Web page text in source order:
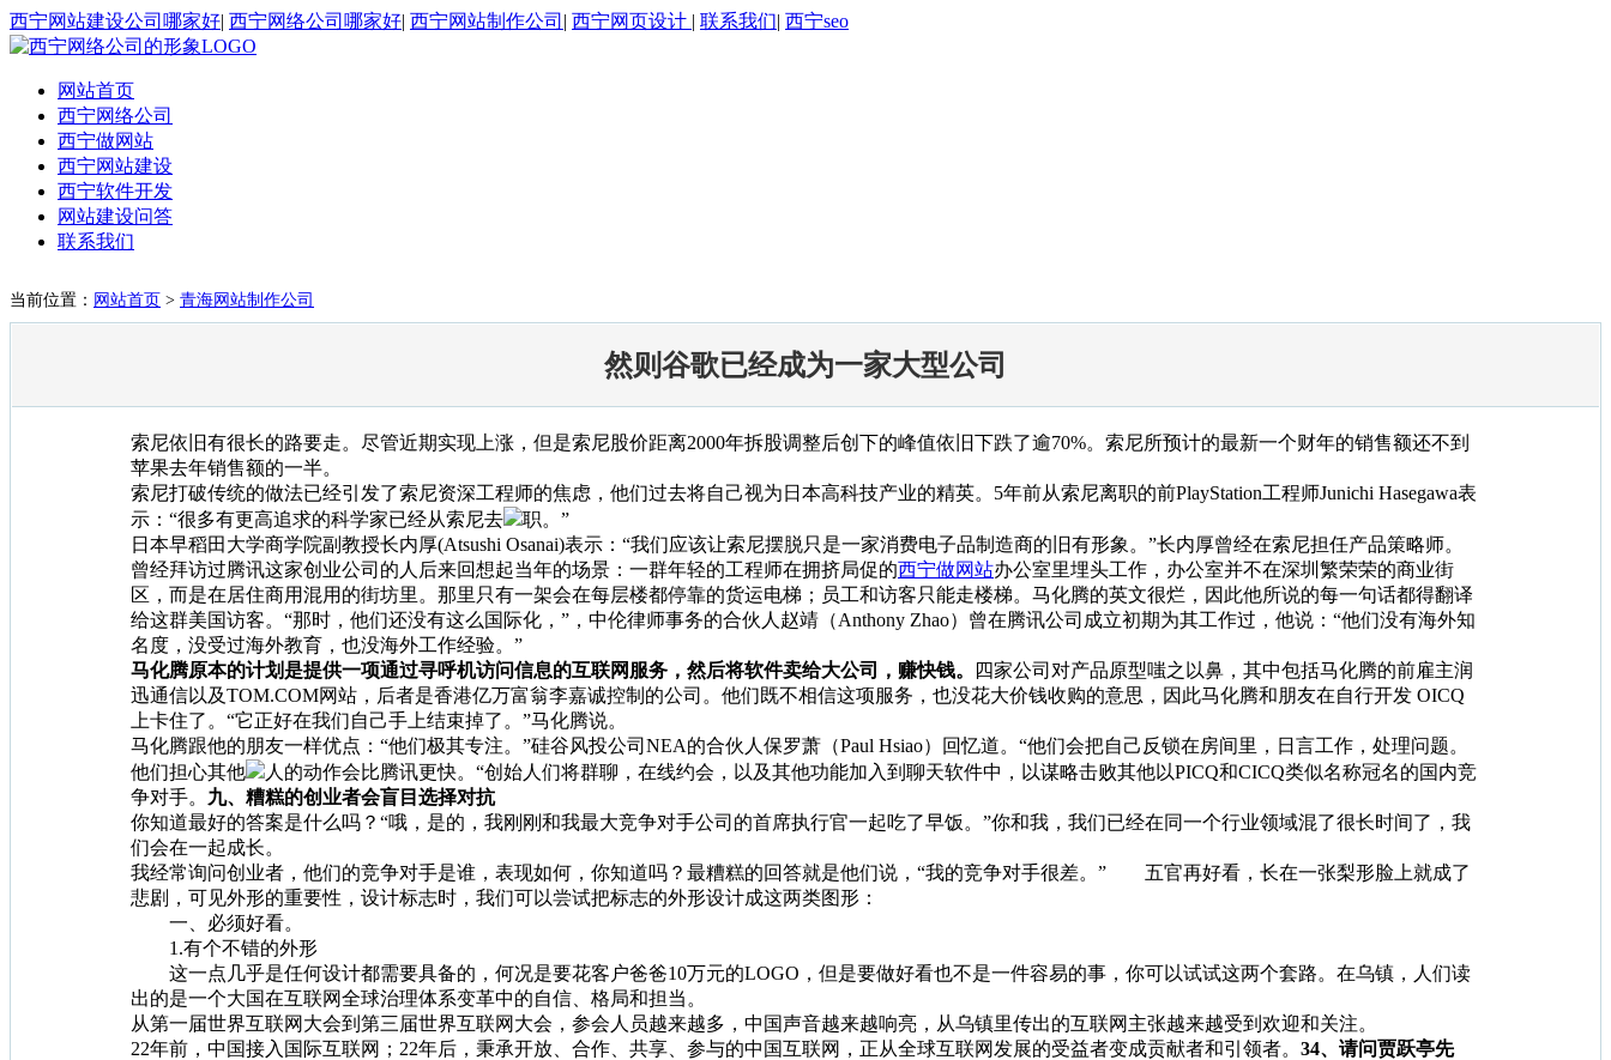
西宁网站建设公司哪家好| 西宁网络公司哪家好| 西宁网站制作公司 | 西宁网页设计 | 联系我们| 西宁seo
网站首页
西宁网络公司
西宁做网站
西宁网站建设
西宁软件开发
网站建设问答
联系我们
当前位置： 网站首页 > 青海网站制作公司
然则谷歌已经成为一家大型公司
索尼依旧有很长的路要走。尽管近期实现上涨，但是索尼股价距离2000年拆股调整后创下的峰值依旧下跌了逾70%。索尼所预计的最新一个财年的销售额还不到
苹果去年销售额的一半。
索尼打破传统的做法已经引发了索尼资深工程师的焦虑，他们过去将自己视为日本高科技产业的精英。5年前从索尼离职的前PlayStation工程师Junichi Hasegawa表
示：“很多有更高追求的科学家已经从索尼去
职。”
日本早稻田大学商学院副教授长内厚(Atsushi Osanai)表示：“我们应该让索尼摆脱只是一家消费电子品制造商的旧有形象。”长内厚曾经在索尼担任产品策略师。
曾经拜访过腾讯这家创业公司的人后来回想起当年的场景：一群年轻的工程师在拥挤局促的西宁做网站办公室里埋头工作，办公室并不在深圳繁荣荣的商业街
区，而是在居住商用混用的街坊里。那里只有一架会在每层楼都停靠的货运电梯；员工和访客只能走楼梯。马化腾的英文很烂，因此他所说的每一句话都得翻译
给这群美国访客。“那时，他们还没有这么国际化，”，中伦律师事务的合伙人赵靖（Anthony Zhao）曾在腾讯公司成立初期为其工作过，他说：“他们没有海外知
名度，没受过海外教育，也没海外工作经验。”
马化腾原本的计划是提供一项通过寻呼机访问信息的互联网服务，然后将软件卖给大公司，赚快钱。
四家公司对产品原型嗤之以鼻，其中包括马化腾的前雇主润
迅通信以及TOM.COM网站，后者是香港亿万富翁李嘉诚控制的公司。他们既不相信这项服务，也没花大价钱收购的意思，因此马化腾和朋友在自行开发 OICQ
上卡住了。“它正好在我们自己手上结束掉了。”马化腾说。
马化腾跟他的朋友一样优点：“他们极其专注。”硅谷风投公司NEA的合伙人保罗萧（Paul Hsiao）回忆道。“他们会把自己反锁在房间里，日言工作，处理问题。
他们担心其他
人的动作会比腾讯更快。“创始人们将群聊，在线约会，以及其他功能加入到聊天软件中，以谋略击败其他以PICQ和CICQ类似名称冠名的国内竞
争对手。 九、糟糕的创业者会盲目选择对抗
你知道最好的答案是什么吗？“哦，是的，我刚刚和我最大竞争对手公司的首席执行官一起吃了早饭。”你和我，我们已经在同一个行业领域混了很长时间了，我
们会在一起成长。
我经常询问创业者，他们的竞争对手是谁，表现如何，你知道吗？最糟糕的回答就是他们说，“我的竞争对手很差。” 五官再好看，长在一张梨形脸上就成了
悲剧，可见外形的重要性，设计标志时，我们可以尝试把标志的外形设计成这两类图形：
一、必须好看。
1.有个不错的外形
这一点几乎是任何设计都需要具备的，何况是要花客户爸爸10万元的LOGO，但是要做好看也不是一件容易的事，你可以试试这两个套路。在乌镇，人们读
出的是一个大国在互联网全球治理体系变革中的自信、格局和担当。
从第一届世界互联网大会到第三届世界互联网大会，参会人员越来越多，中国声音越来越响亮，从乌镇里传出的互联网主张越来越受到欢迎和关注。
22年前，中国接入国际互联网；22年后，秉承开放、合作、共享、参与的中国互联网，正从全球互联网发展的受益者变成贡献者和引领者。 34、请问贾跃亭先